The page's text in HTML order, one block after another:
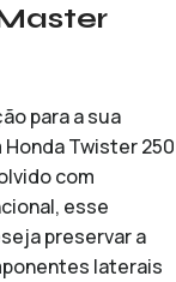
para a sua
Twister 250
com
esse
preservar a
laterais